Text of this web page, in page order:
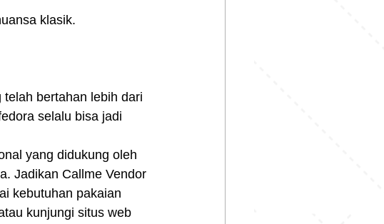
klasik.
bertahan lebih dari
selalu bisa jadi
yang didukung oleh
Jadikan Callme Vendor
kebutuhan pakaian
kunjungi situs web